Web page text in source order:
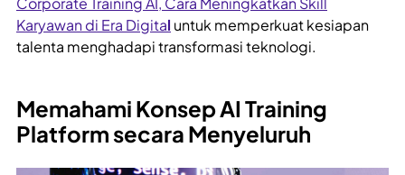
Karyawan di Era Digital untuk memperkuat kesiapan
talenta menghadapi transformasi teknologi.
Memahami Konsep AI Training
Platform secara Menyeluruh